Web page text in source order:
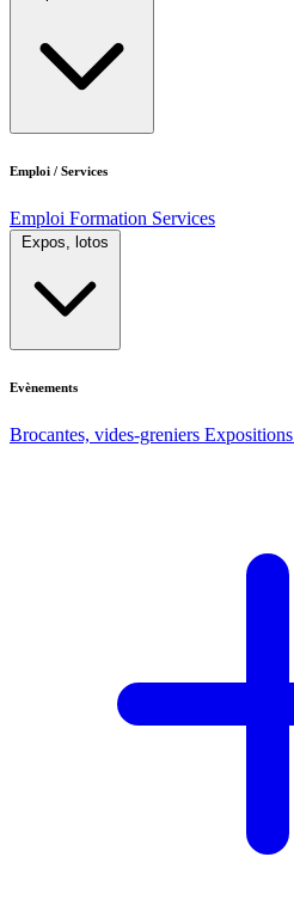
Emploi / Services
Emploi Formation Services
Expos, lotos
Evènements
Brocantes, vides-greniers Expositions